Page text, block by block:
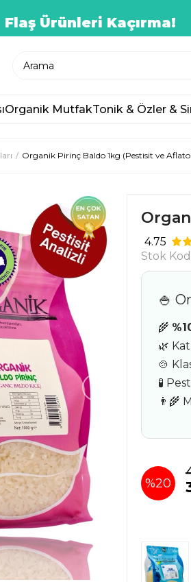
Flaş Ürünleri Kaçırma!
Organik MutfakTonik & Özler &
Organik Pirinç Baldo 1kg (Pestisit ve
›
4.75
Stok
🍚
🌾
🌿
🍲
🧪
👨‍🌾
%20